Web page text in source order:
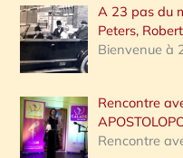
A 23 pas du
Peters,
Bienvenue à
Rencontre
Rencontre